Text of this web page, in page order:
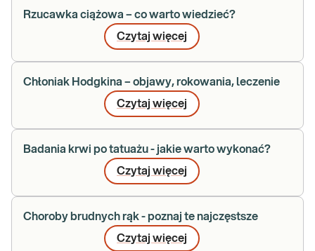
Rzucawka ciążowa – co warto wiedzieć?
Czytaj więcej
Chłoniak Hodgkina – objawy, rokowania, leczenie
Czytaj więcej
Badania krwi po tatuażu - jakie warto wykonać?
Czytaj więcej
Choroby brudnych rąk - poznaj te najczęstsze
Czytaj więcej